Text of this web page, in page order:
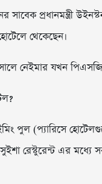
সাবেক প্রধানমন্ত্রী
থেকেছেন।
নেইমার যখন
পুল (প্যারিসে
রেস্টুরেন্ট এর মধ্যে